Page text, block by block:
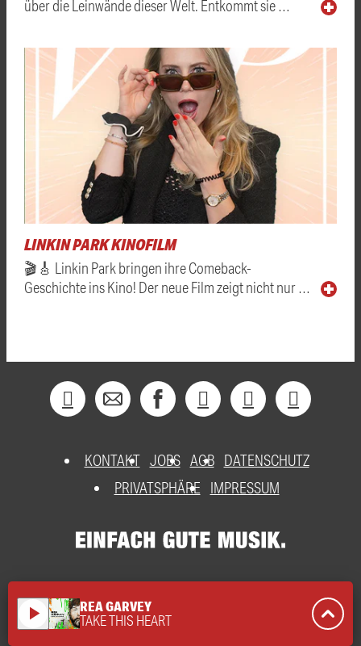
über die Leinwände dieser Welt. Entkommt sie …
LINKIN PARK KINOFILM
🎬🎸 Linkin Park bringen ihre Comeback-
Geschichte ins Kino! Der neue Film zeigt nicht nur …
KONTAKT JOBS AGB DATENSCHUTZ
PRIVATSPHÄRE
IMPRESSUM
play_arrow REA GARVEY
TAKE THIS HEART